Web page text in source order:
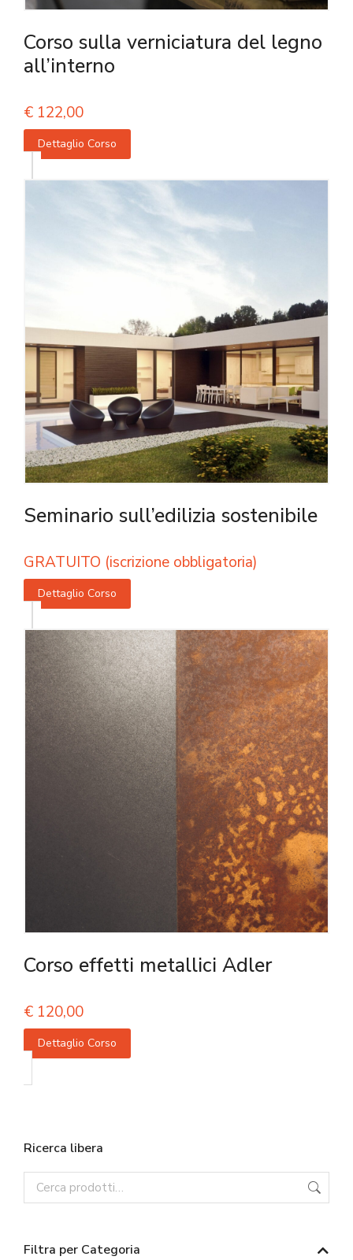
Corso sulla verniciatura del legno
all’interno
€ 122,00
Dettaglio Corso
Seminario sull’edilizia sostenibile
GRATUITO (iscrizione obbligatoria)
Dettaglio Corso
Corso effetti metallici Adler
€ 120,00
Dettaglio Corso
Ricerca libera
Filtra per Categoria